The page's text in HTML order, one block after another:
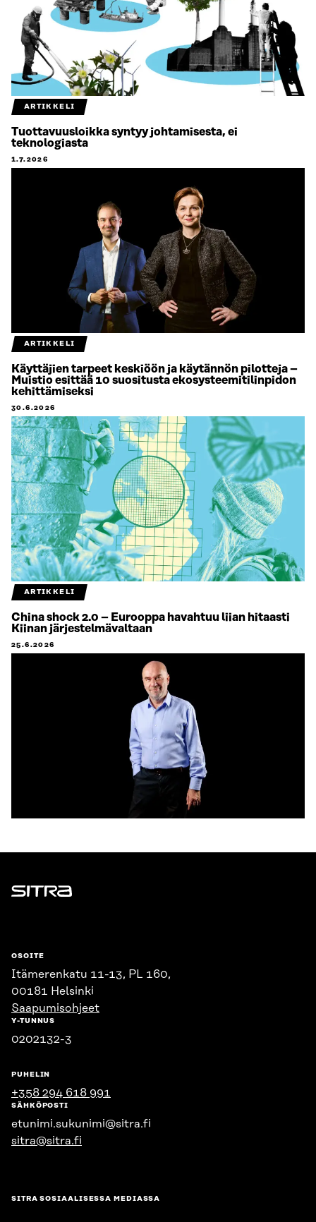
ARTIKKELI
Tuottavuusloikka syntyy johtamisesta, ei
teknologiasta
1.7.2026
ARTIKKELI
Käyttäjien tarpeet keskiöön ja käytännön pilotteja –
Muistio esittää 10 suositusta ekosysteemitilinpidon
kehittämiseksi
30.6.2026
ARTIKKELI
China shock 2.0 – Eurooppa havahtuu liian hitaasti
Kiinan järjestelmävaltaan
25.6.2026
Sitra
OSOITE
Itämerenkatu 11-13, PL 160,
00181 Helsinki
Saapumisohjeet
Y-TUNNUS
0202132-3
PUHELIN
+358 294 618 991
SÄHKÖPOSTI
etunimi.sukunimi@sitra.fi
sitra@sitra.fi
SITRA SOSIAALISESSA MEDIASSA